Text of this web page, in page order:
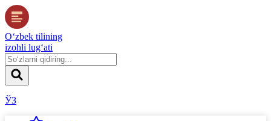
O‘zbek tilining
izohli lug‘ati
ЎЗ